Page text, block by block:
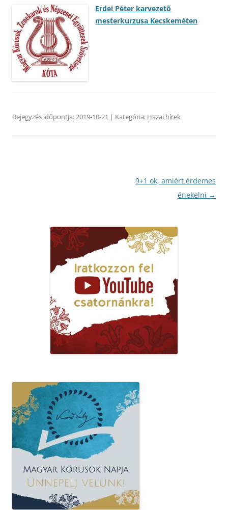
Erdei Péter karvezető
mesterkurzusa Kecskeméten
Bejegyzés időpontja:2019-10-21 | Kategória: Hazai hírek
9+1 ok, amiért érdemes
énekelni →